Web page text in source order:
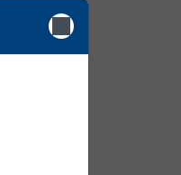
kupca da
o cijeni ili